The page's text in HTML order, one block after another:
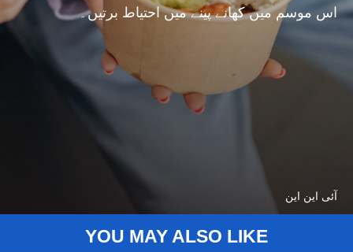
اس موسم میں کھانے پینے میں احتیاط برتیں۔
آئی این این
YOU MAY ALSO LIKE